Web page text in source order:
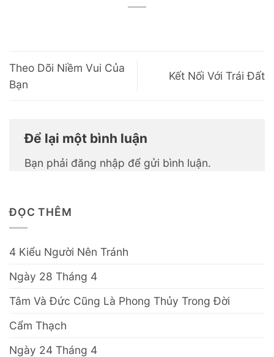
Theo Dõi Niềm Vui Của
Bạn
Kết Nối Với Trái Đất
Để lại một bình luận
Bạn phải đăng nhập để gửi bình luận.
ĐỌC THÊM
4 Kiểu Người Nên Tránh
Ngày 28 Tháng 4
Tâm Và Đức Cũng Là Phong Thủy Trong Đời
Cẩm Thạch
Ngày 24 Tháng 4